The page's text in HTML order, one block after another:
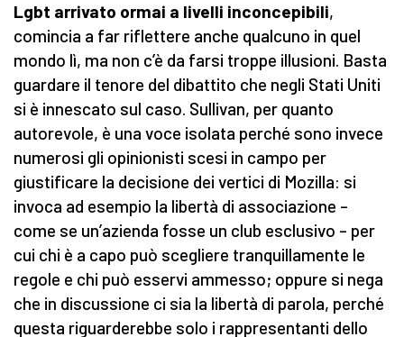
Lgbt arrivato ormai a livelli inconcepibili,
comincia a far riflettere anche qualcuno in quel
mondo lì, ma non c’è da farsi troppe illusioni. Basta
guardare il tenore del dibattito che negli Stati Uniti
si è innescato sul caso. Sullivan, per quanto
autorevole, è una voce isolata perché sono invece
numerosi gli opinionisti scesi in campo per
giustificare la decisione dei vertici di Mozilla: si
invoca ad esempio la libertà di associazione –
come se un’azienda fosse un club esclusivo – per
cui chi è a capo può scegliere tranquillamente le
regole e chi può esservi ammesso; oppure si nega
che in discussione ci sia la libertà di parola, perché
questa riguarderebbe solo i rappresentanti dello